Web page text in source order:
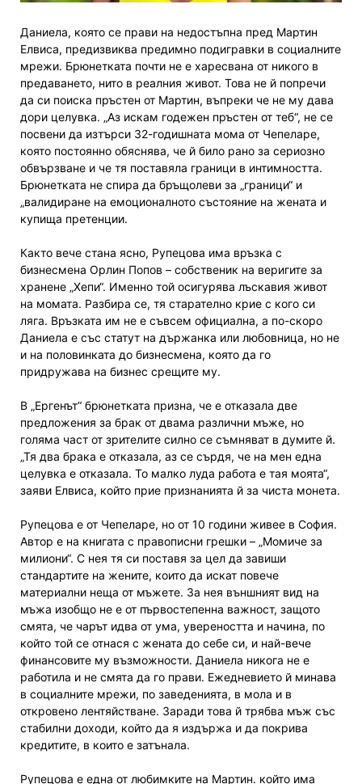
Даниела, която се прави на недостъпна пред Мартин
Елвиса, предизвиква предимно подигравки в социалните
мрежи. Брюнетката почти не е харесвана от никого в
предаването, нито в реалния живот. Това не й попречи
да си поиска пръстен от Мартин, въпреки че не му дава
дори целувка. „Аз искам годежен пръстен от теб“, не се
посвени да изтърси 32-годишната мома от Чепеларе,
която постоянно обяснява, че й било рано за сериозно
обвързване и че тя поставяла граници в интимността.
Брюнетката не спира да бръщолеви за „граници“ и
„валидиране на емоционалното състояние на жената и
купища претенции.
Както вече стана ясно, Рупецова има връзка с
бизнесмена Орлин Попов – собственик на веригите за
хранене „Хепи“. Именно той осигурява лъскавия живот
на момата. Разбира се, тя старателно крие с кого си
ляга. Връзката им не е съвсем официална, а по-скоро
Даниела е със статут на държанка или любовница, но не
и на половинката до бизнесмена, която да го
придружава на бизнес срещите му.
В „Ергенът“ брюнетката призна, че е отказала две
предложения за брак от двама различни мъже, но
голяма част от зрителите силно се съмняват в думите й.
„Тя два брака е отказала, аз се сърдя, че на мен една
целувка е отказала. То малко луда работа е тая моята“,
заяви Елвиса, който прие признанията й за чиста монета.
Рупецова е от Чепеларе, но от 10 години живее в София.
Автор е на книгата с правописни грешки – „Момиче за
милиони“. С нея тя си поставя за цел да завиши
стандартите на жените, които да искат повече
материални неща от мъжете. За нея външният вид на
мъжа изобщо не е от първостепенна важност, защото
смята, че чарът идва от ума, увереността и начина, по
който той се отнася с жената до себе си, и най-вече
финансовите му възможности. Даниела никога не е
работила и не смята да го прави. Ежедневието й минава
в социалните мрежи, по заведенията, в мола и в
откровено лентяйстване. Заради това й трябва мъж със
стабилни доходи, който да я издържа и да покрива
кредитите, в които е затънала.
Рупецова е една от любимките на Мартин. който има